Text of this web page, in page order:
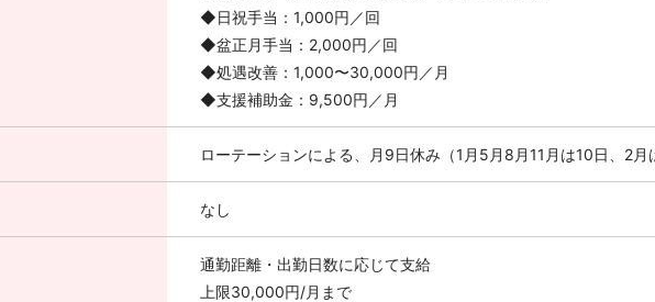
◆日祝手当：1,000円／回
◆盆正月手当：2,000円／回
◆処遇改善：1,000〜30,000円／月
◆支援補助金：9,500円／月
ローテーションによる、月9日休み（1月5月8月11月は10日、2月
なし
通勤距離・出勤日数に応じて支給
上限30,000円/月まで